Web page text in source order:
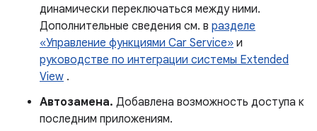
динамически переключаться между ними.
Дополнительные сведения см. в разделе
«Управление функциями Car Service» и
руководстве по интеграции системы Extended
View .
Автозамена. Добавлена ​​возможность доступа к
последним приложениям.